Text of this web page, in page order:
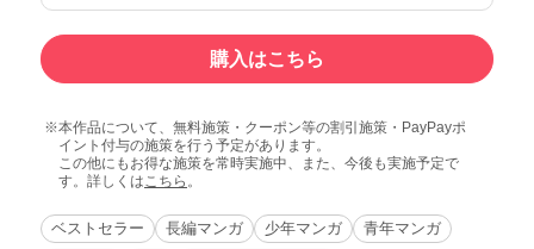
購入はこちら
本作品について、無料施策・クーポン等の割引施策・PayPayポ
イント付与の施策を行う予定があります。
この他にもお得な施策を常時実施中、また、今後も実施予定で
す。詳しくはこちら 。
ベストセラー 長編マンガ 少年マンガ
青年マンガ